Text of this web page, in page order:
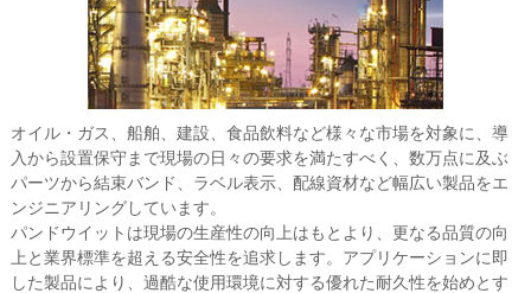
オイル・ガス、船舶、建設、食品飲料など様々な市場を対象に、導
入から設置保守まで現場の日々の要求を満たすべく、数万点に及ぶ
パーツから結束バンド、ラベル表示、配線資材など幅広い製品をエ
ンジニアリングしています。
パンドウイットは現場の生産性の向上はもとより、更なる品質の向
上と業界標準を超える安全性を追求します。アプリケーションに即
した製品により、過酷な使用環境に対する優れた耐久性を始めとす